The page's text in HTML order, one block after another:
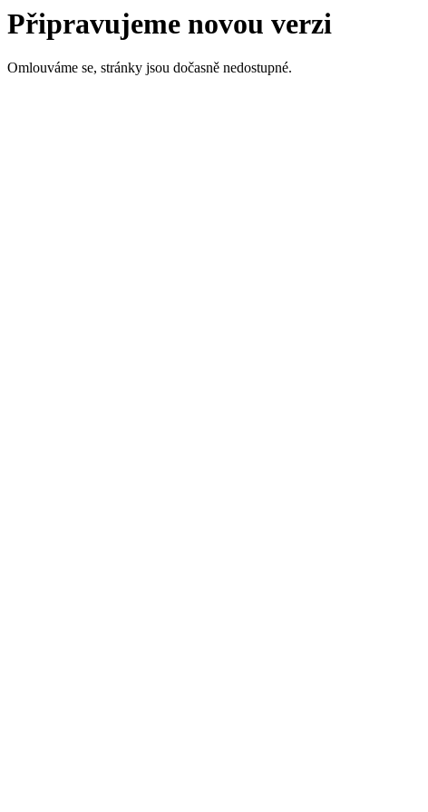
Připravujeme novou verzi
Omlouváme se, stránky jsou dočasně nedostupné.